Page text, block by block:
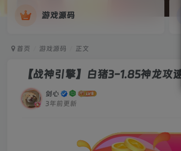
游戏源码
首页 游戏源码 正文
【战神引擎】白猪3-1.85神龙
剑心
3年前更新